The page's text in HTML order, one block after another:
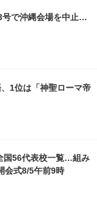
で沖縄会場を中止…
1位は「神聖ローマ帝
国56代表校一覧…組み
会式8/5午前9時